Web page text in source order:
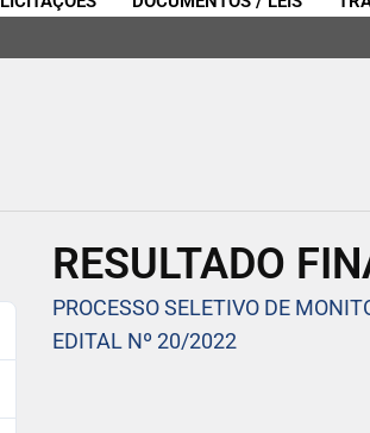
RESULTADO
PROCESSO SELETIVO DE
EDITAL Nº 20/2022